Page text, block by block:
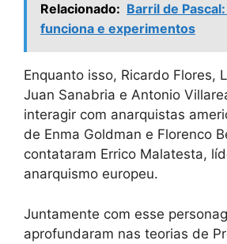
Relacionado: Barril de
funciona e experimentos
Enquanto isso, Ricardo Flores,
Juan Sanabria e Antonio
interagir com anarquistas
de Enma Goldman e Florenco
contataram Errico Malatesta,
anarquismo europeu.
Juntamente com esse
aprofundaram nas teorias de